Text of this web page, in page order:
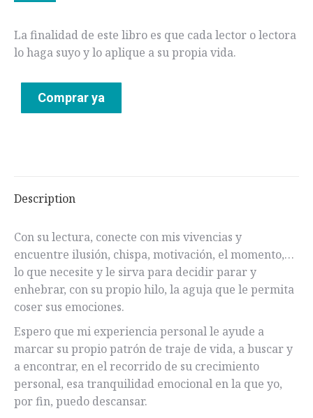
La finalidad de este libro es que cada lector o lectora
lo haga suyo y lo aplique a su propia vida.
Comprar ya
Description
Con su lectura, conecte con mis vivencias y
encuentre ilusión, chispa, motivación, el momento,…
lo que necesite y le sirva para decidir parar y
enhebrar, con su propio hilo, la aguja que le permita
coser sus emociones.
Espero que mi experiencia personal le ayude a
marcar su propio patrón de traje de vida, a buscar y
a encontrar, en el recorrido de su crecimiento
personal, esa tranquilidad emocional en la que yo,
por fin, puedo descansar.